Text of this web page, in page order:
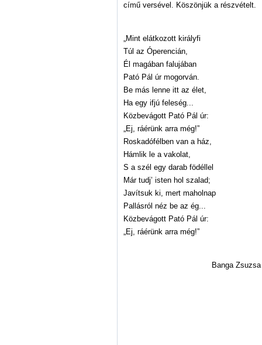
című versével. Köszönjük a részvételt.
„Mint elátkozott királyfi
Túl az Óperencián,
Él magában falujában
Pató Pál úr mogorván.
Be más lenne itt az élet,
Ha egy ifjú feleség...
Közbevágott Pató Pál úr:
„Ej, ráérünk arra még!”
Roskadófélben van a ház,
Hámlik le a vakolat,
S a szél egy darab födéllel
Már tudj’ isten hol szalad;
Javítsuk ki, mert maholnap
Pallásról néz be az ég...
Közbevágott Pató Pál úr:
„Ej, ráérünk arra még!”
Banga Zsuzsa